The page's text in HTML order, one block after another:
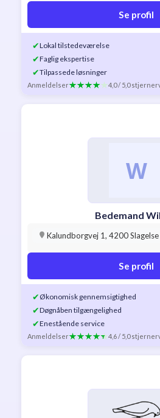
Se profil
✔Lokal tilstedeværelse
✔Faglig ekspertise
✔Tilpassede løsninger
Anmeldelser 4,0 / 5,0 stjerner
Bedemand
Kalundborgvej 1, 4200 Slagelse
Se profil
✔ Økonomisk gennemsigtighed
✔Døgnåben tilgængelighed
✔Enestående service
Anmeldelser 4,6 / 5,0 stjerner